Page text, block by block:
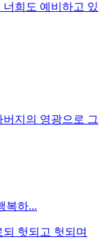
너희도 예비하고 있
버지의 영광으로 그
복하...
헛되고 헛되며